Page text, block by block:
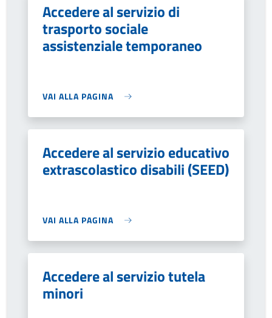
Accedere al servizio di
trasporto sociale
assistenziale temporaneo
VAI ALLA PAGINA
Accedere al servizio educativo
extrascolastico disabili (SEED)
VAI ALLA PAGINA
Accedere al servizio tutela
minori